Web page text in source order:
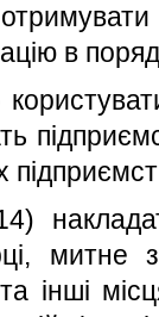
в
митне
iншi